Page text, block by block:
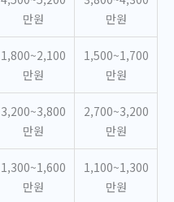
만원
만원
1,800~2,100
만원
1,500~1,700
만원
3,200~3,800
만원
2,700~3,200
만원
1,300~1,600
만원
1,100~1,300
만원